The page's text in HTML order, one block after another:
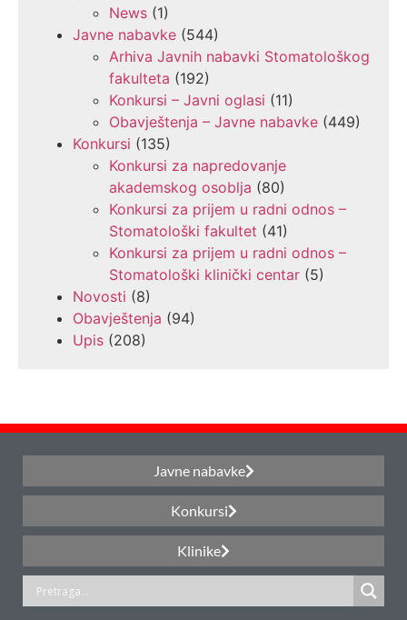
News (1)
Javne nabavke (544)
Arhiva Javnih nabavki Stomatološkog
fakulteta (192)
Konkursi – Javni oglasi (11)
Obavještenja – Javne nabavke (449)
Konkursi (135)
Konkursi za napredovanje
akademskog osoblja (80)
Konkursi za prijem u radni odnos –
Stomatološki fakultet (41)
Konkursi za prijem u radni odnos –
Stomatološki klinički centar (5)
Novosti (8)
Obavještenja (94)
Upis (208)
Javne nabavke
Konkursi
Klinike